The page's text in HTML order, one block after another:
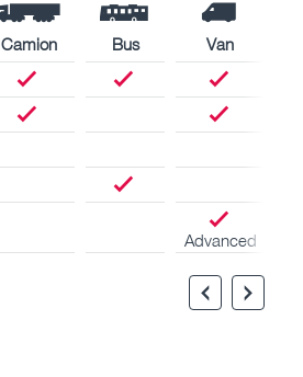
Camion Bus
Van
Advanced